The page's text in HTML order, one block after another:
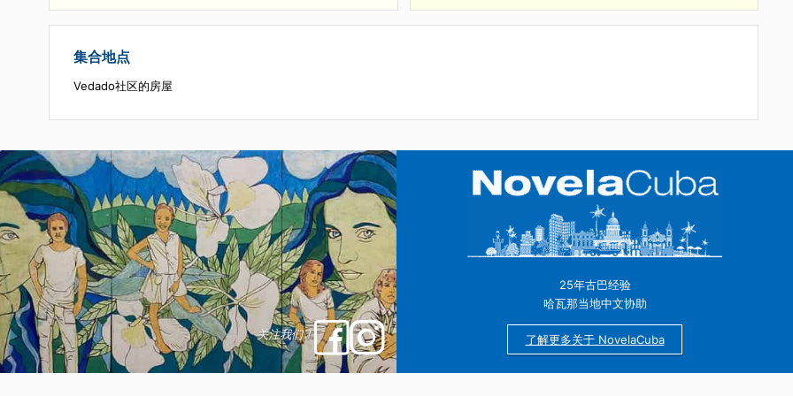
- 让自己在40分钟内被一个无伴奏四重唱的私密表演所迷
韵味
- 享受每人一杯古巴鸡尾酒或清爽饮品，延续友好氛围，品
不包含接送服务：参与者需要直接前往其凭证上提到的
集合地点
Vedado社区的房屋